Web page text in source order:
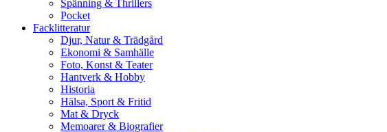
Spänning & Thrillers
Pocket
Facklitteratur
Djur, Natur & Trädgård
Ekonomi & Samhälle
Foto, Konst & Teater
Hantverk & Hobby
Historia
Hälsa, Sport & Fritid
Mat & Dryck
Memoarer & Biografier